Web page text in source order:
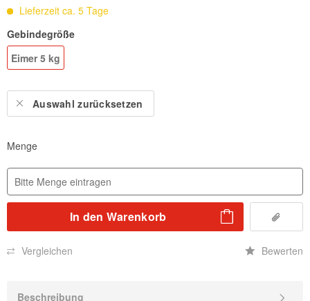
Lieferzeit ca. 5 Tage
Gebindegröße
Eimer 5 kg
Auswahl zurücksetzen
Menge
In den Warenkorb
Vergleichen Bewerten
Beschreibung